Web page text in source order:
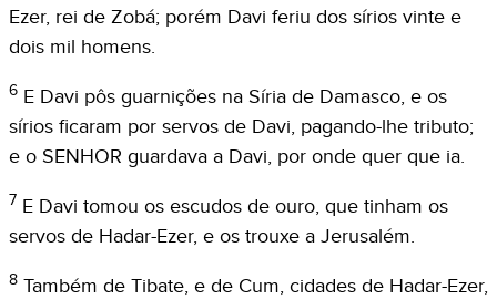
Ezer, rei de Zobá; porém Davi feriu dos sírios vinte e
dois mil homens.
6 E Davi pôs guarnições na Síria de Damasco, e os
sírios ficaram por servos de Davi, pagando-lhe tributo;
e o SENHOR guardava a Davi, por onde quer que ia.
7 E Davi tomou os escudos de ouro, que tinham os
servos de Hadar-Ezer, e os trouxe a Jerusalém.
8 Também de Tibate, e de Cum, cidades de Hadar-Ezer,